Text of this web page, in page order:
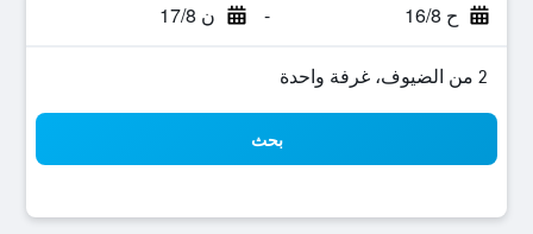
ح 16/8 - ن 17/8
2 من الضيوف، غرفة واحدة
بحث